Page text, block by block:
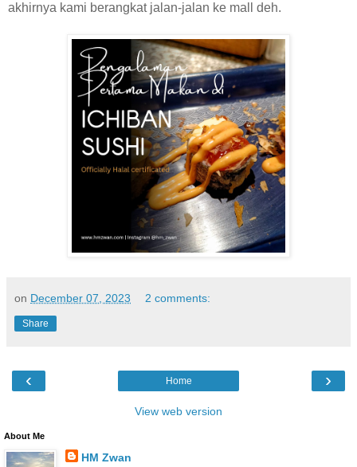
akhirnya kami berangkat jalan-jalan ke mall deh.
on December 07, 2023 2 comments:
Share
‹ ›
Home
View web version
About Me
HM Zwan